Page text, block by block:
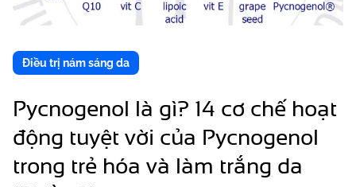
Điều trị nám sáng da
Pycnogenol là gì? 14 cơ chế hoạt
động tuyệt vời của Pycnogenol
trong trẻ hóa và làm trắng da